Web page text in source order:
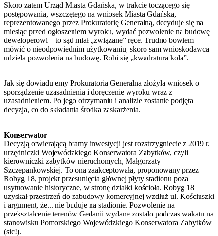
Skoro zatem Urząd Miasta Gdańska, w trakcie toczącego się
postępowania, wszczętego na wniosek Miasta Gdańska,
reprezentowanego przez Prokuratorię Generalną, decyduje się na
miesiąc przed ogłoszeniem wyroku, wydać pozwolenie na budowę
deweloperowi – to sąd miał „związane” ręce. Trudno bowiem
mówić o nieodpowiednim użytkowaniu, skoro sam wnioskodawca
udziela pozwolenia na budowę. Robi się „kwadratura koła”.
Jak się dowiadujemy Prokuratoria Generalna złożyła wniosek o
sporządzenie uzasadnienia i doręczenie wyroku wraz z
uzasadnieniem. Po jego otrzymaniu i analizie zostanie podjęta
decyzja, co do składania środka zaskarżenia.
Konserwator
Decyzją otwierającą bramy inwestycji jest rozstrzygniecie z 2019 r.
urzędniczki Wojewódzkiego Konserwatora Zabytków, czyli
kierowniczki zabytków nieruchomych, Małgorzaty
Szczepankowskiej. To ona zaakceptowała, proponowany przez
Robyg 18, projekt przesunięcia głównej płyty stadionu poza
usytuowanie historyczne, w stronę działki kościoła. Robyg 18
uzyskał przestrzeń do zabudowy komercyjnej wzdłuż ul. Kościuszki
i argument, że... nie buduje na stadionie. Pozwolenie na
przekształcenie terenów Gedanii wydane zostało podczas wakatu na
stanowisku Pomorskiego Wojewódzkiego Konserwatora Zabytków
(sic!).